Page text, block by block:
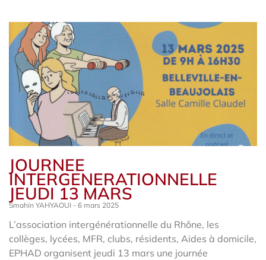
JOURNEE
INTERGENERATIONNELLE
JEUDI 13 MARS
Smahïn YAHYAOUI 6 mars 2025
L’association intergénérationnelle du Rhône, les
collèges, lycées, MFR, clubs, résidents, Aides à domicile,
EPHAD organisent jeudi 13 mars une journée